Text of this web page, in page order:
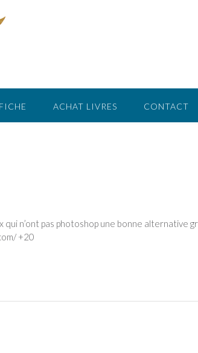
ACHAT LIVRES CONTACT
n’ont pas photoshop une bonne alternative
+20